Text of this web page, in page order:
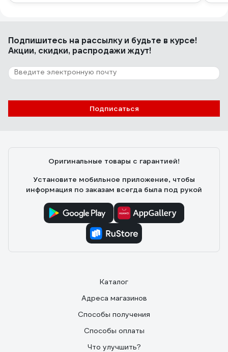
Подпишитесь на рассылкуи будьте в курсе!
Акции, скидки, распродажи ждут!
Подписаться
Оригинальные товары с гарантией!
Установите мобильное приложение, чтобы
информация по заказам всегда была под рукой
Каталог
Адреса магазинов
Способы получения
Способы оплаты
Что улучшить?